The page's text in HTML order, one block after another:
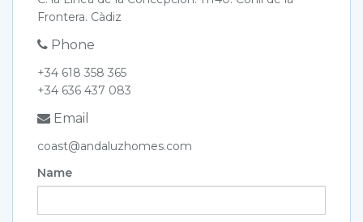
Frontera. Càdiz
Phone
+34 618 358 365
+34 636 437 083
Email
coast@andaluzhomes.com
Name